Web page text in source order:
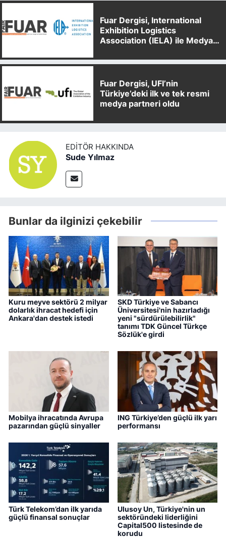
Fuar Dergisi, International
Exhibition Logistics
Association (IELA) ile Medya
Fuar Dergisi, UFI’nin
Türkiye’deki ilk ve tek resmi
medya partneri oldu
EDITÖR HAKKINDA
Sude Yılmaz
Bunlar da ilginizi çekebilir
Kuru meyve sektörü 2 milyar
dolarlık ihracat hedefi için
Ankara'dan destek istedi
SKD Türkiye ve Sabancı
Üniversitesi'nin hazırladığı
yeni "sürdürülebilirlik"
tanımı TDK Güncel Türkçe
Sözlük'e girdi
Mobilya ihracatında Avrupa
pazarından güçlü sinyaller
ING Türkiye’den güçlü ilk yarı
performansı
Türk Telekom’dan ilk yarıda
güçlü finansal sonuçlar
Ulusoy Un, Türkiye'nin un
sektöründeki liderliğini
Capital500 listesinde de
korudu